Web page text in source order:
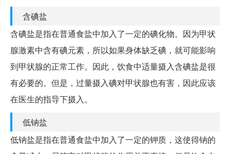
含碘盐
含碘盐是指在普通食盐中加入了一定的碘化物。因为甲状
腺激素中含有碘元素，所以如果身体缺乏碘，就可能影响
到甲状腺的正常工作。因此，饮食中适量摄入含碘盐是很
有必要的。但是，过量摄入碘对甲状腺也有害，因此应该
在医生的指导下摄入。
低钠盐
低钠盐是指在普通食盐中加入了一定的钾质，这使得钠的